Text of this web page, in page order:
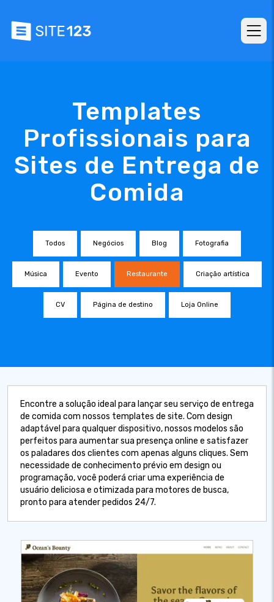
Templates
Profissionais para
Sites de Entrega de
Comida
Todos Negócios Blog Fotografia
Música Evento Restaurante Criação artística
CV Página de destino Loja Online
Encontre a solução ideal para lançar seu serviço de entrega
de comida com nossos templates de site. Com design
adaptável para qualquer dispositivo, nossos modelos são
perfeitos para aumentar sua presença online e satisfazer
os paladares dos clientes com apenas alguns cliques. Sem
necessidade de conhecimento prévio em design ou
programação, você poderá criar uma experiência de
usuário deliciosa e otimizada para motores de busca,
pronto para atender pedidos 24/7.